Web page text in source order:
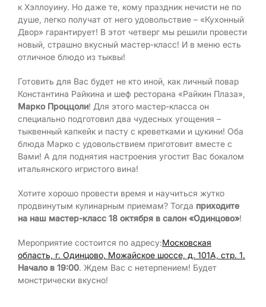
к Хэллоуину. Но даже те, кому праздник нечисти не по
душе, легко получат от него удовольствие – «Кухонный
Двор» гарантирует! В этот четверг мы решили провести
новый, страшно вкусный мастер-класс! И в меню есть
отличное блюдо из тыквы!
Готовить для Вас будет не кто иной, как личный повар
Константина Райкина и шеф ресторана «Райкин Плаза»,
Марко Проццоли! Для этого мастер-класса он
специально подготовил два чудесных угощения –
тыквенный капкейк и пасту с креветками и цукини! Оба
блюда Марко с удовольствием приготовит вместе с
Вами! А для поднятия настроения угостит Вас бокалом
итальянского игристого вина!
Хотите хорошо провести время и научиться жутко
продвинутым кулинарным приемам? Тогда приходите
на наш мастер-класс 18 октября в салон «Одинцово»!
Мероприятие состоится по адресу:Московская
область, г. Одинцово, Можайское шоссе, д. 101А, стр. 1.
Начало в 19:00. Ждем Вас с нетерпением! Будет
монстрически вкусно!